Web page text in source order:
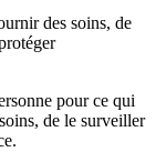
des soins, de
pour ce qui
de le surveiller